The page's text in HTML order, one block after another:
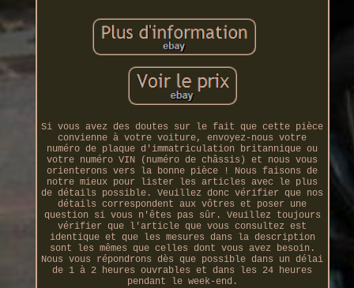
Si vous avez des doutes sur le fait que cette pièce
convienne à votre voiture, envoyez-nous votre
numéro de plaque d'immatriculation britannique ou
votre numéro VIN (numéro de châssis) et nous vous
orienterons vers la bonne pièce ! Nous faisons de
notre mieux pour lister les articles avec le plus
de détails possible. Veuillez donc vérifier que nos
détails correspondent aux vôtres et poser une
question si vous n'êtes pas sûr. Veuillez toujours
vérifier que l'article que vous consultez est
identique et que les mesures dans la description
sont les mêmes que celles dont vous avez besoin.
Nous vous répondrons dès que possible dans un délai
de 1 à 2 heures ouvrables et dans les 24 heures
pendant le week-end.